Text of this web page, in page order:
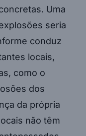
Uma
seria
conduz
locais,
como o
dos
da própria
não têm